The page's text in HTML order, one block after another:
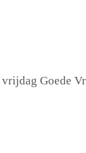
Goede